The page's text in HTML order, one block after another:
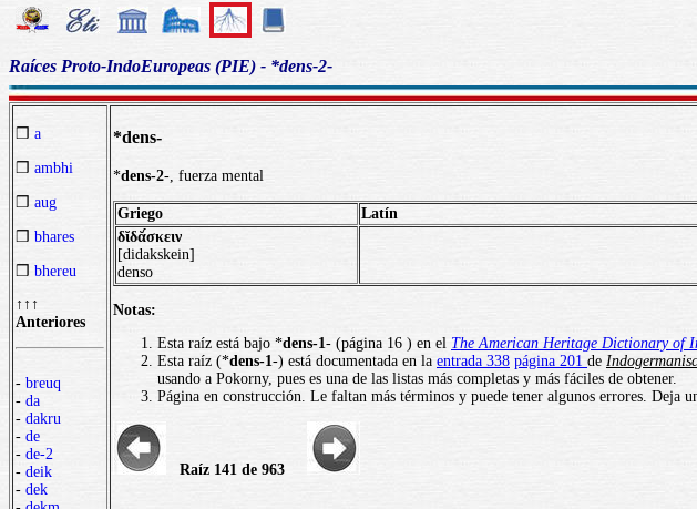
Raíces Proto-IndoEuropeas (PIE) - *dens-2-
❒ a
❒ ambhi
❒ aug
❒ bhares
❒ bhereu
↑↑↑
Anteriores
- breuq
- da
- dakru
- de
- de-2
- deik
- dek
*dens-
*dens-2-, fuerza mental
Griego Latín
δῐδᾰ́σκειν
[didakskein]
denso
Notas:
Esta raíz está bajo *dens-1 - (página 16 ) en el The American Heritage Dictionary of
Esta raíz (*dens-1 -) está documentada en la entrada 338 página 201 de
usando a Pokorny, pues es una de las listas más completas y más fáciles de obtener.
Página en construcción. Le faltan más términos y puede tener algunos errores. Deja
Raíz 141 de 963